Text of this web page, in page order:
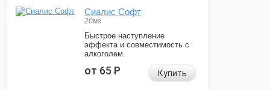
Сиалис Софт
20мг
Быстрое наступление
эффекта и совместимость с
алкоголем.
от 65Р Купить